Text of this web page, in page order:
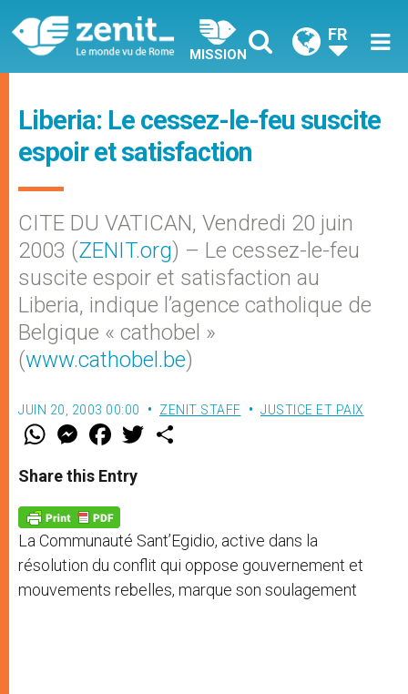
MISSION
FR
Liberia: Le cessez-le-feu suscite
espoir et satisfaction
CITE DU VATICAN, Vendredi 20 juin
2003 (ZENIT.org) – Le cessez-le-feu
suscite espoir et satisfaction au
Liberia, indique l’agence catholique de
Belgique « cathobel »
(www.cathobel.be)
JUIN 20, 2003 00:00 ZENIT STAFF JUSTICE ET PAIX
W
t
s
p
p
M
e
s
e
g
e
r
F
a
e
b
o
k
w
Share this Entry
La Communauté Sant’Egidio, active dans la
résolution du conflit qui oppose gouvernement et
mouvements rebelles, marque son soulagement